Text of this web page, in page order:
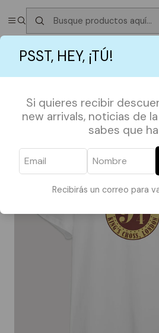
PSST, HEY, ¡TÚ!
Si quieres recibir
new arrivals, noticias de la
sabes que
Recibirás un correo para
✮ ⋆ ˚｡𖦹 ⋆｡°✩Próximos Despachos
⋆｡°✩
POLERAS
Polera Harry Potter /